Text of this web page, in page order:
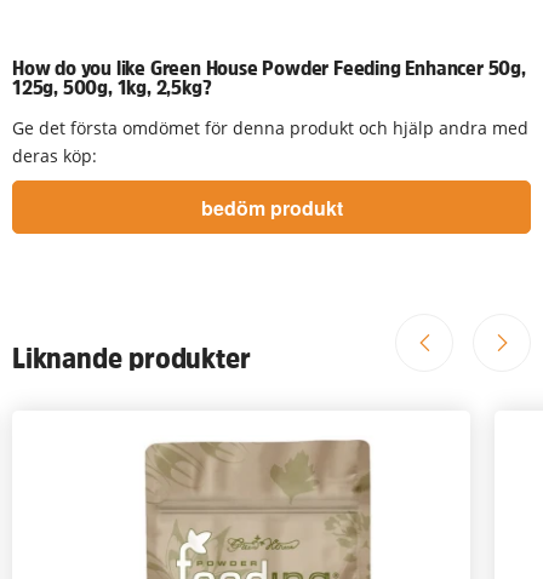
How do you like Green House Powder Feeding Enhancer 50g,
125g, 500g, 1kg, 2,5kg?
Ge det första omdömet för denna produkt och hjälp andra med
deras köp:
Liknande produkter